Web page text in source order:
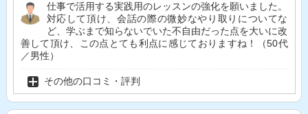
仕事で活用する実践用のレッスンの強化を願いました。
対応して頂け、会話の際の微妙なやり取りについてな
ど、学ぶまで知らないでいた不自由だった点を大いに改
善して頂け、この点とても利点に感じておりますね！（50代
／男性）
その他の口コミ・評判